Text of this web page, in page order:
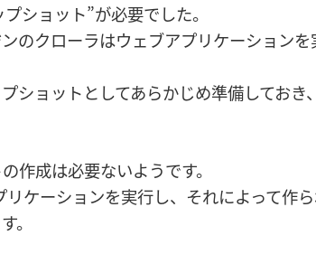
ショット”が必要でした。
のクローラはウェブアプリケーションを
ショットとしてあらかじめ準備しておき
作成は必要ないようです。
ケーションを実行し、それによって作
。